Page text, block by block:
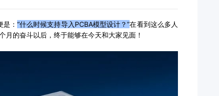
： “什么时候支持导入PCBA模型设计？”在看到这么多人
的奋斗以后，终于能够在今天和大家见面！